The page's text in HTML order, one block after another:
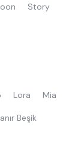
Story
Lora Mia
Beşik